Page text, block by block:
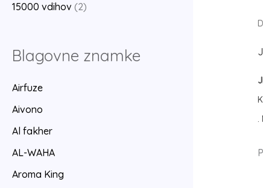
15000 vdihov (2)
Blagovne znamke
Airfuze
Aivono
Al fakher
AL-WAHA
Aroma King
.